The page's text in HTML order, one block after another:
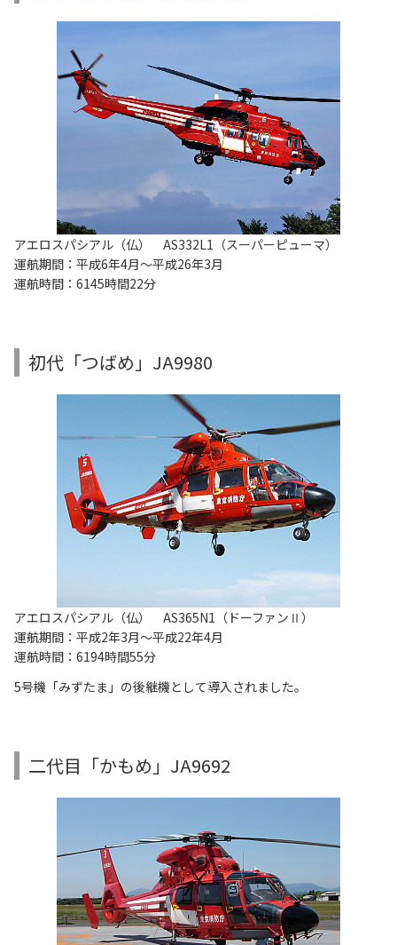
アエロスパシアル（仏） AS332L1（スーパーピューマ）
運航期間：平成6年4月～平成26年3月
運航時間：6145時間22分
初代「つばめ」JA9980
アエロスパシアル（仏） AS365N1（ドーファンⅡ）
運航期間：平成2年3月～平成22年4月
運航時間：6194時間55分
5号機「みずたま」の後継機として導入されました。
二代目「かもめ」JA9692